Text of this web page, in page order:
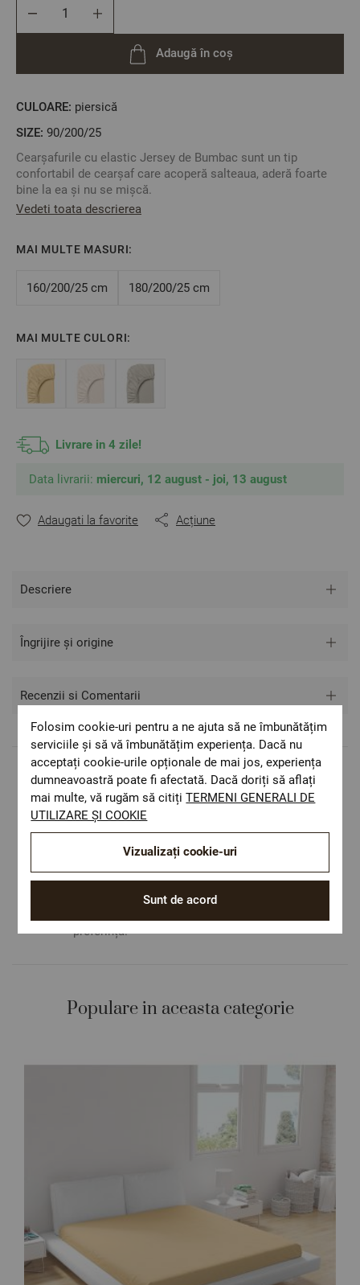
CULOARE: piersică
SIZE: 90/200/25
Cearșafurile cu elastic Jersey de Bumbac sunt un tip
confortabil de cearșaf care acoperă salteaua, aderă foarte
bine la ea și nu se mișcă.
Cearșafurile elastice Dilios au o densitate mare a țesăturii.
Culoare: Piersică
tonalitatea.
Vedeti toata descrierea
MAI MULTE MASURI:
160/200/25 cm 180/200/25 cm
MAI MULTE CULORI:
Livrare in 4 zile!
Data livrarii: miercuri, 12 august - joi, 13 august
Adaugă în coș
Adaugati la favorite Acțiune
Descriere
Îngrijire și origine
Recenzii si Comentarii
Livrare rapida
Costul de livrare este 19.60 lei pe teritoriul
României.
ОЕКО-ТЕX STANDARD 100
Materiale textile care sunt sigure pentru
sănătatea dumneavoastră.
Design autentic
preferință.
Populare in aceasta categorie
Folosim cookie-uri pentru a ne ajuta să ne îmbunătățim
serviciile și să vă îmbunătățim experiența. Dacă nu
acceptați cookie-urile opționale de mai jos, experiența
dumneavoastră poate fi afectată. Dacă doriți să aflați
mai multe, vă rugăm să citițiTERMENI GENERALI DE
UTILIZARE ȘI COOKIE
Sunt de acord
Vizualizați cookie-uri